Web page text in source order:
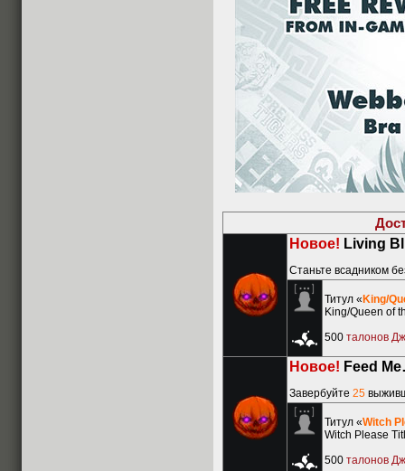
Новое! Living
Станьте всадником
Титул «King/
King/Queen of
500талонов
Новое! Feed
Завербуйте25
Титул «Witch
Witch Please
500талонов